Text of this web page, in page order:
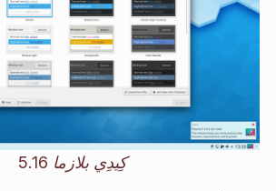
كِيدِي بلازما 5.16